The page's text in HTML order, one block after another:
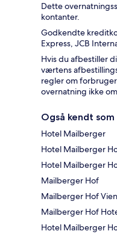
Dette
kontanter.
Godkendte
Express, JCB
Hvis du afbestiller
værtens
regler om
overnatning ikke
Også kendt som
Hotel Mailberger
Hotel Mailberger
Hotel Mailberger
Mailberger Hof
Mailberger Hof
Mailberger Hof
Hotel Mailberger